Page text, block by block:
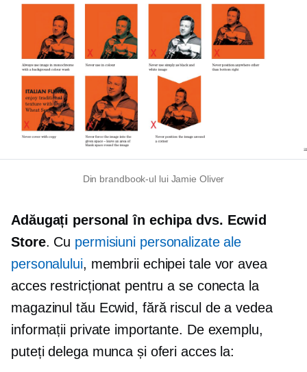
Din brandbook-ul lui Jamie Oliver
Adăugați personal în echipa dvs. Ecwid
Store. Cu permisiuni personalizate ale
personalului, membrii echipei tale vor avea
acces restricționat pentru a se conecta la
magazinul tău Ecwid, fără riscul de a vedea
informații private importante. De exemplu,
puteți delega munca și oferi acces la: